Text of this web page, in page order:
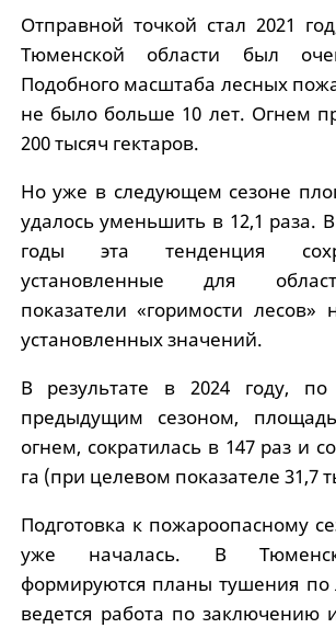
Отправной точкой стал 2021
Тюменской области был
Подобного масштаба лесных
не было больше 10 лет. Огнем
200 тысяч гектаров.
Но уже в следующем сезоне
удалось уменьшить в 12,1 раза.
годы эта тенденция
установленные для
показатели «горимости
установленных значений.
В результате в 2024 году,
предыдущим сезоном,
огнем, сократилась в 147 раз и
га (при целевом показателе 31,7
Подготовка к пожароопасному
уже началась. В
формируются планы тушения по
ведется работа по заключению